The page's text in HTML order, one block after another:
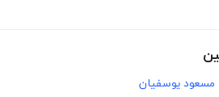
مسعود یوسفیان